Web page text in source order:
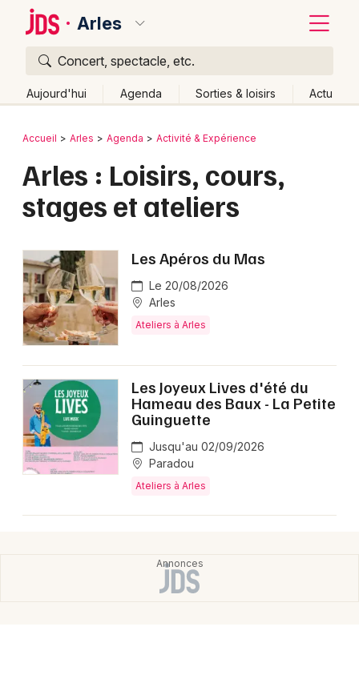
Arles
Concert, spectacle, etc.
Aujourd'hui Agenda Sorties & loisirs Actu
Publier un événement
Activité & Expérience
Manifestations
Spectacles
Concerts
Sports
Bordeaux
Colmar
Lyon
Marseille
Mulhouse
Montpellier
Nantes
Nice
Paris
Retour
Accueil Arles Agenda Activité & Expérience
Arles : Loisirs, cours,
stages et ateliers
Les Apéros du Mas
Le 20/08/2026
Arles
Ateliers à Arles
Les Joyeux Lives d'été du
Hameau des Baux - La Petite
Guinguette
Jusqu'au 02/09/2026
Paradou
Ateliers à Arles
Quoi ?
Où ?
Provence-Alpes-Côte-d'Azur
Partout
Près de moi
Changer de lieu
Aujourd'hui
Demain Ce week-end Autre